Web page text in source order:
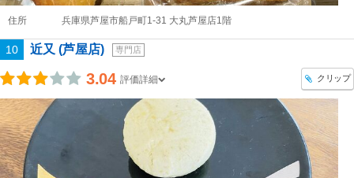
住所 兵庫県芦屋市船戸町1-31 大丸芦屋店1階
10 近又 (芦屋店) 専門店
3.04 評価詳細 クリップ